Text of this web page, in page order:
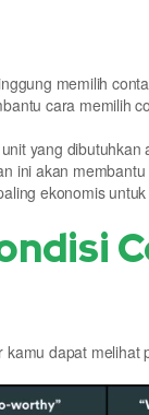
memilih
cara memilih
yang
ini akan
ekonomis
dapat melihat